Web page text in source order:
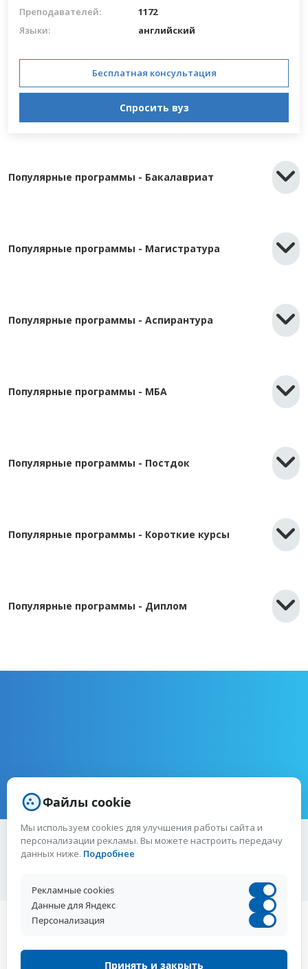
Преподавателей:
1172
Языки:
английский
Бесплатная консультация
Спросить вуз
Популярные программы - Бакалавриат
Популярные программы - Магистратура
Популярные программы - Аспирантура
Популярные программы - МБА
Популярные программы - Постдок
Популярные программы - Короткие курсы
Популярные программы - Диплом
Возможно, вас заинтересует:
Файлы cookie
Мы используем cookies для улучшения работы сайта и
персонализации рекламы. Вы можете настроить передачу
данных ниже. Подробнее
Рекламные cookies
Данные для Яндекс
Персонализация
Принять и закрыть
Условия использования
Политика конфиденциальности
2014—2026 © ООО "Стадика"